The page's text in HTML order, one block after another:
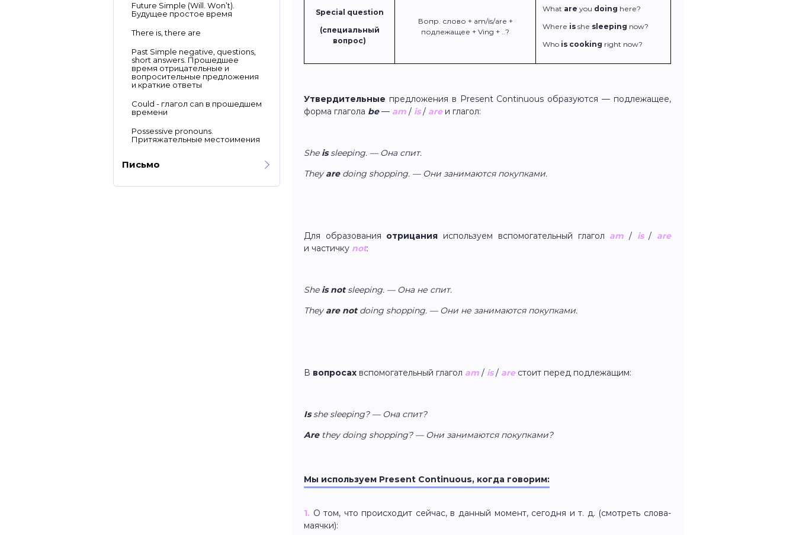
Future Simple (Will. Won’t).
Будущее простое время
There is, there are
Past Simple negative, questions,
short answers. Прошедшее
время отрицательные и
вопросительные предложения
и краткие ответы
Could - глагол can в прошедшем
времени
Possessive pronouns.
Притяжательные местоимения
Письмо
Special question
(специальный
вопрос)
Вопр. слово + am/is/are +
подлежащее + Ving + ..?
What are you doing here?
Where is she sleeping now?
Who is cooking right now?
Утвердительные предложения в Present Continuous образуются — подлежащее,
форма глагола be— am / is/ areи глагол:
She issleeping. — Она спит.
Theyaredoing shopping. — Они занимаются покупками.
Для образования отрицания используем вспомогательный глагол am / is/ are
и частичку not:
She is notsleeping. — Она не спит.
Theyare notdoing shopping. — Они не занимаются покупками.
В вопросах вспомогательный глагол am / is/ areстоит перед подлежащим:
Isshe sleeping? — Она спит?
Are they doing shopping? — Они занимаются покупками?
Мы используем Present Continuous, когда говорим:
1. О том, что происходит сейчас, в данный момент, сегодня и т. д. (смотреть слова-
маячки):